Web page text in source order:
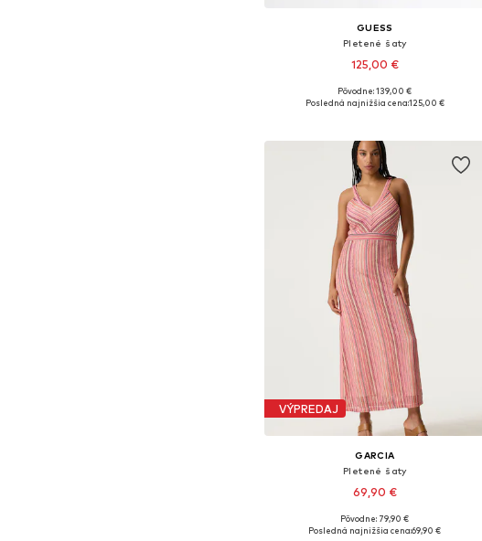
GUESS
Pletené šaty
125,00 €
Dostupné veľkosti: XS, S, M, L, XL
Pôvodne: 139,00 €
Posledná najnižšia cena:125,00 €
VÝPREDAJ
GARCIA
Pletené šaty
69,90 €
Dostupné veľkosti: XS, S, M, L, XL
Pôvodne: 79,90 €
Posledná najnižšia cena:69,90 €